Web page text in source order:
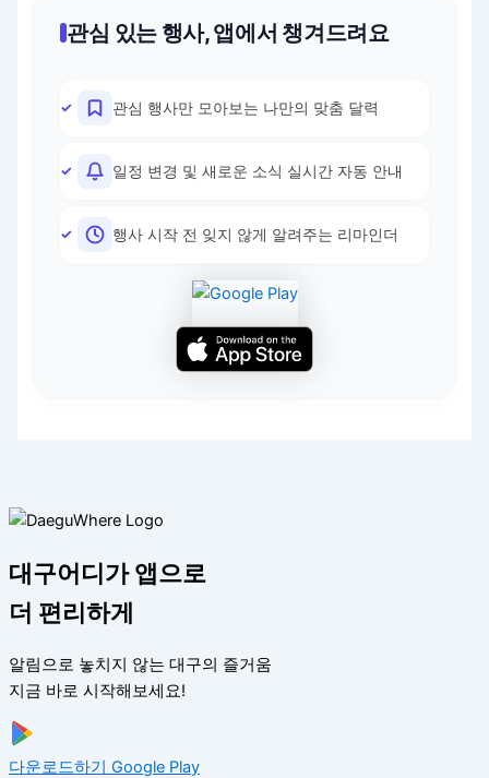
관심 있는 행사, 앱에서 챙겨드려요
관심 행사만 모아보는 나만의 맞춤 달력
일정 변경 및 새로운 소식 실시간 자동 안내
행사 시작 전 잊지 않게 알려주는 리마인더
대구어디가 앱으로
더 편리하게
알림으로 놓치지 않는 대구의 즐거움
지금 바로 시작해보세요!
다운로드하기 Google Play